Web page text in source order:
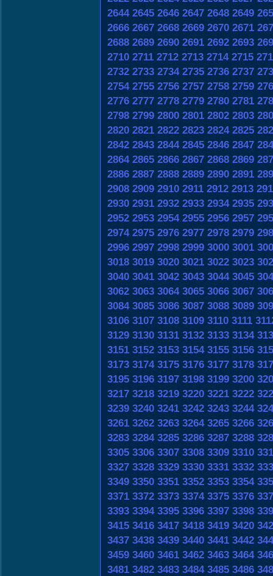
2644 2645 2646 2647 2648 2649
2666 2667 2668 2669 2670 2671
2688 2689 2690 2691 2692 2693
2710 2711 2712 2713 2714 2715
2732 2733 2734 2735 2736 2737
2754 2755 2756 2757 2758 2759
2776 2777 2778 2779 2780 2781
2798 2799 2800 2801 2802 2803
2820 2821 2822 2823 2824 2825
2842 2843 2844 2845 2846 2847
2864 2865 2866 2867 2868 2869
2886 2887 2888 2889 2890 2891
2908 2909 2910 2911 2912 2913
2930 2931 2932 2933 2934 2935
2952 2953 2954 2955 2956 2957
2974 2975 2976 2977 2978 2979
2996 2997 2998 2999 3000 3001
3018 3019 3020 3021 3022 3023
3040 3041 3042 3043 3044 3045
3062 3063 3064 3065 3066 3067
3084 3085 3086 3087 3088 3089
3106 3107 3108 3109 3110 3111
3129 3130 3131 3132 3133 3134
3151 3152 3153 3154 3155 3156
3173 3174 3175 3176 3177 3178
3195 3196 3197 3198 3199 3200
3217 3218 3219 3220 3221 3222
3239 3240 3241 3242 3243 3244
3261 3262 3263 3264 3265 3266
3283 3284 3285 3286 3287 3288
3305 3306 3307 3308 3309 3310
3327 3328 3329 3330 3331 3332
3349 3350 3351 3352 3353 3354
3371 3372 3373 3374 3375 3376
3393 3394 3395 3396 3397 3398
3415 3416 3417 3418 3419 3420
3437 3438 3439 3440 3441 3442
3459 3460 3461 3462 3463 3464
3481 3482 3483 3484 3485 3486